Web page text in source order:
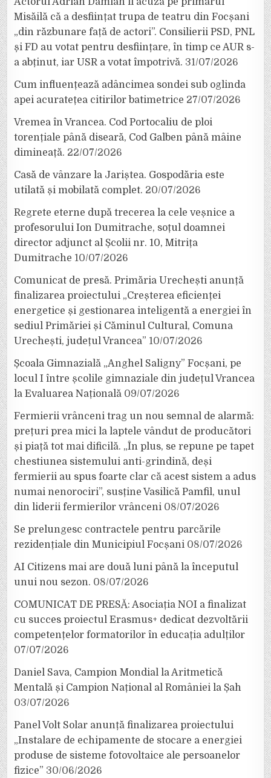
Misăilă că a desființat trupa de teatru din Focșani
„din răzbunare față de actori”. Consilierii PSD, PNL
și FD au votat pentru desființare, în timp ce AUR s-
a abținut, iar USR a votat împotrivă. 31/07/2026
Cum influențează adâncimea sondei sub oglinda
apei acuratețea citirilor batimetrice 27/07/2026
Vremea în Vrancea. Cod Portocaliu de ploi
torențiale până diseară, Cod Galben până mâine
dimineață. 22/07/2026
Casă de vânzare la Jariștea. Gospodăria este
utilată și mobilată complet. 20/07/2026
Regrete eterne după trecerea la cele veșnice a
profesorului Ion Dumitrache, soțul doamnei
director adjunct al Școlii nr. 10, Mitrița
Dumitrache 10/07/2026
Comunicat de presă. Primăria Urechești anunță
finalizarea proiectului „Creșterea eficienței
energetice și gestionarea inteligentă a energiei în
sediul Primăriei și Căminul Cultural, Comuna
Urechești, județul Vrancea” 10/07/2026
Școala Gimnazială „Anghel Saligny” Focșani, pe
locul I între școlile gimnaziale din județul Vrancea
la Evaluarea Națională 09/07/2026
Fermierii vrânceni trag un nou semnal de alarmă:
prețuri prea mici la laptele vândut de producători
și piață tot mai dificilă. „În plus, se repune pe tapet
chestiunea sistemului anti-grindină, deși
fermierii au spus foarte clar că acest sistem a adus
numai nenorociri”, susține Vasilică Pamfil, unul
din liderii fermierilor vrânceni 08/07/2026
Se prelungesc contractele pentru parcările
rezidențiale din Municipiul Focșani 08/07/2026
AI Citizens mai are două luni până la începutul
unui nou sezon. 08/07/2026
COMUNICAT DE PRESĂ: Asociația NOI a finalizat
cu succes proiectul Erasmus+ dedicat dezvoltării
competențelor formatorilor în educația adulților
07/07/2026
Daniel Sava, Campion Mondial la Aritmetică
Mentală și Campion Național al României la Șah
03/07/2026
Panel Volt Solar anunță finalizarea proiectului
„Instalare de echipamente de stocare a energiei
produse de sisteme fotovoltaice ale persoanelor
fizice” 30/06/2026